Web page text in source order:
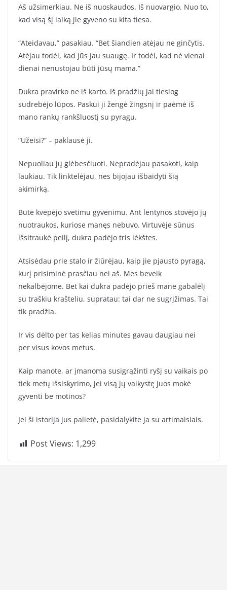
Aš užsimerkiau. Ne iš nuoskaudos. Iš nuovargio. Nuo to,
kad visą šį laiką jie gyveno su kita tiesa.
“Ateidavau,” pasakiau. “Bet šiandien atėjau ne ginčytis.
Atėjau todėl, kad jūs jau suaugę. Ir todėl, kad nė vienai
dienai nenustojau būti jūsų mama.”
Dukra pravirko ne iš karto. Iš pradžių jai tiesiog
sudrebėjo lūpos. Paskui ji žengė žingsnį ir paėmė iš
mano rankų rankšluostį su pyragu.
“Užeisi?” – paklausė ji.
Nepuoliau jų glėbesčiuoti. Nepradėjau pasakoti, kaip
laukiau. Tik linktelėjau, nes bijojau išbaidyti šią
akimirką.
Bute kvepėjo svetimu gyvenimu. Ant lentynos stovėjo jų
nuotraukos, kuriose manęs nebuvo. Virtuvėje sūnus
išsitraukė peilį, dukra padėjo tris lėkštes.
Atsisėdau prie stalo ir žiūrėjau, kaip jie pjausto pyragą,
kurį prisiminė prasčiau nei aš. Mes beveik
nekalbėjome. Bet kai dukra padėjo prieš mane gabalėlį
su traškiu krašteliu, supratau: tai dar ne sugrįžimas. Tai
tik pradžia.
Ir vis dėlto per tas kelias minutes gavau daugiau nei
per visus kovos metus.
Kaip manote, ar įmanoma susigrąžinti ryšį su vaikais po
tiek metų išsiskyrimo, jei visą jų vaikystę juos mokė
gyventi be motinos?
Jei ši istorija jus palietė, pasidalykite ja su artimaisiais.
Post Views: 1,299